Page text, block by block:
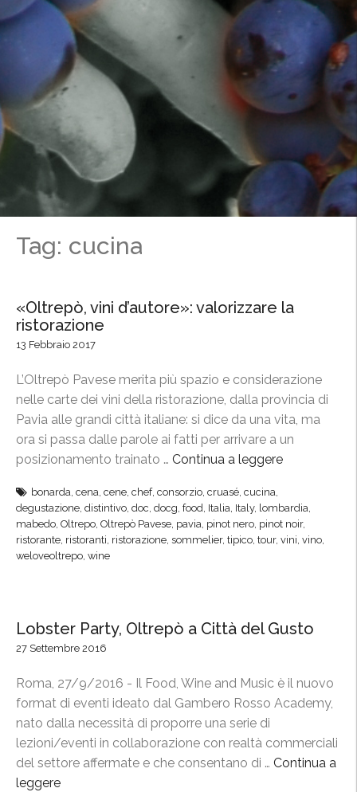
Tag: cucina
«Oltrepò, vini d’autore»: valorizzare la
ristorazione
13 Febbraio 2017
L’Oltrepò Pavese merita più spazio e considerazione
nelle carte dei vini della ristorazione, dalla provincia di
Pavia alle grandi città italiane: si dice da una vita, ma
ora si passa dalle parole ai fatti per arrivare a un
posizionamento trainato … Continua a leggere
t
,
i
n
d
’
bonarda, cena, cene, chef, consorzio, cruasé, cucina,
degustazione, distintivo, doc, docg, food, Italia, Italy, lombardia,
mabedo, Oltrepo, Oltrepò Pavese, pavia, pinot nero, pinot noir,
ristorante, ristoranti, ristorazione, sommelier, tipico, tour, vini, vino,
weloveoltrepo, wine
Lobster Party, Oltrepò a Città del Gusto
27 Settembre 2016
Roma, 27/9/2016 - Il Food, Wine and Music è il nuovo
format di eventi ideato dal Gambero Rosso Academy,
nato dalla necessità di proporre una serie di
lezioni/eventi in collaborazione con realtà commerciali
del settore affermate e che consentano di … Continua a
leggere